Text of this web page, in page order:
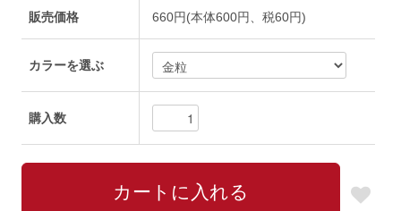
販売価格 660円(本体600円、税60円)
カラーを選ぶ
購入数